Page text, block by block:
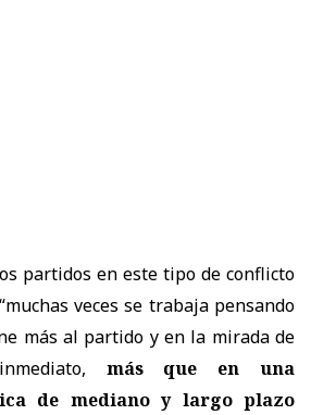
partidos en este tipo de conflicto
veces se trabaja pensando
más al partido y en la mirada de
más que en una
de mediano y largo plazo